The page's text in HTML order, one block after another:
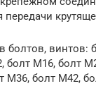
болтов, винтов:
болт М16, болт
М36, болт М42,